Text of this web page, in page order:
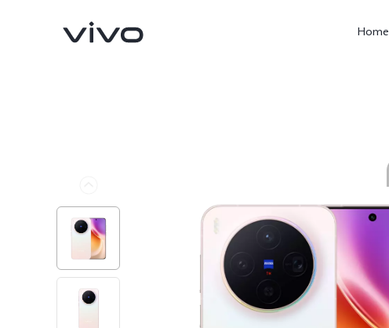
Home
X300 Ultra X300 FE Nowe: